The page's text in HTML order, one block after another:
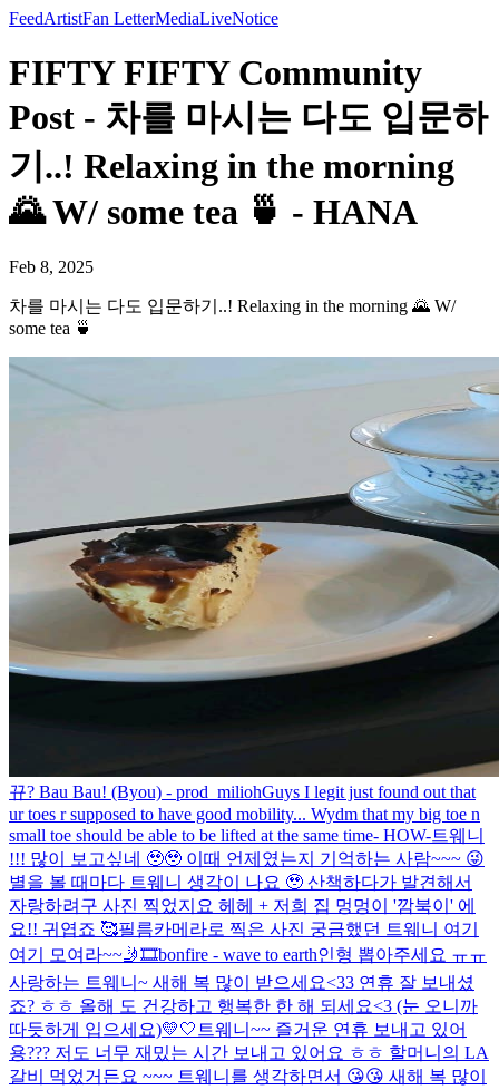
FeedArtistFan LetterMediaLiveNotice
FIFTY FIFTY Community
Post - 차를 마시는 다도 입문하
기..! Relaxing in the morning
🌄 W/ some tea 🍵 - HANA
Feb 8, 2025
차를 마시는 다도 입문하기..! Relaxing in the morning 🌄 W/
some tea 🍵
뀨? Bau Bau! (Byou) - prod_miliohGuys I legit just found out that
ur toes r supposed to have good mobility... Wydm that my big toe n
small toe should be able to be lifted at the same time- HOW-트웨니
!!! 많이 보고싶네 🥹🥹 이때 언제였는지 기억하는 사람~~~ 😜
별을 볼 때마다 트웨니 생각이 나요 🥹 산책하다가 발견해서
자랑하려구 사진 찍었지요 헤헤 + 저희 집 멍멍이 '깜북이' 에
요!! 귀엽죠 🥰필름카메라로 찍은 사진 궁금했던 트웨니 여기
여기 모여라~~🤳🎞️bonfire - wave to earth인형 뽑아주세요 ㅠㅠ
사랑하는 트웨니~ 새해 복 많이 받으세요<33 연휴 잘 보내셨
죠? ㅎㅎ 올해 도 건강하고 행복한 한 해 되세요<3 (눈 오니까
따듯하게 입으세요)💛🤍 트웨니~~ 즐거운 연휴 보내고 있어
용??? 저도 너무 재밌는 시간 보내고 있어요 ㅎㅎ 할머니의 LA
갈비 먹었거든요 ~~~ 트웨니를 생각하면서 😘😘 새해 복 많이